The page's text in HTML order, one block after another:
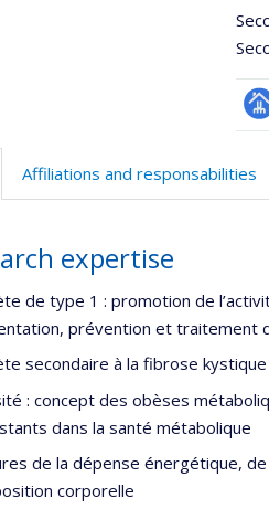
Affiliations and responsabilities
expertise
de type 1 : promotion de
prévention et traitement
secondaire à la fibrose
: concept des obèses
dans la santé métabolique
de la dépense énergétique,
corporelle